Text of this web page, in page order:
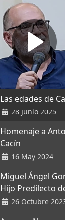
Las edades de
28 Junio 2025
Homenaje a
Cacín
16 May 2024
Miguel Ángel
Hijo Predilecto
26 Octubre